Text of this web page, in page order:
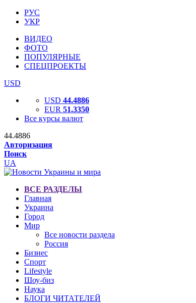
РУС
УКР
ВИДЕО
ФОТО
ПОПУЛЯРНЫЕ
СПЕЦПРОЕКТЫ
USD
USD 44.4886
EUR 51.3350
Все курсы валют
44.4886
Авторизация
Поиск
UA
ВСЕ РАЗДЕЛЫ
Главная
Украина
Город
Мир
Все новости раздела
Россия
Бизнес
Спорт
Lifestyle
Шоу-биз
Наука
БЛОГИ ЧИТАТЕЛЕЙ